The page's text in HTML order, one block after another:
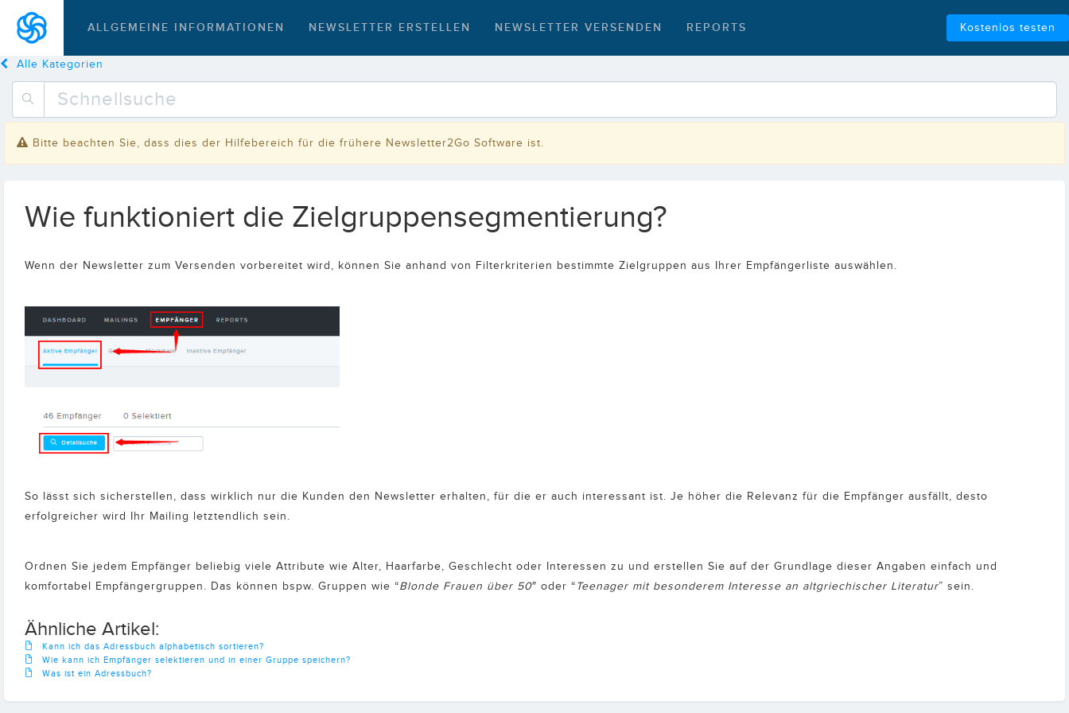
ALLGEMEINE INFORMATIONEN NEWSLETTER ERSTELLEN NEWSLETTER VERSENDEN REPORTS Kostenlos testen
Alle Kategorien
Bitte beachten Sie, dass dies der Hilfebereich für die frühere Newsletter2Go Software ist.
Wie funktioniert die Zielgruppensegmentierung?
Wenn der Newsletter zum Versenden vorbereitet wird, können Sie anhand von Filterkriterien bestimmte Zielgruppen aus Ihrer Empfängerliste auswählen.
So lässt sich sicherstellen, dass wirklich nur die Kunden den Newsletter erhalten, für die er auch interessant ist. Je höher die Relevanz für die Empfänger ausfällt, desto
erfolgreicher wird Ihr Mailing letztendlich sein.
Ordnen Sie jedem Empfänger beliebig viele Attribute wie Alter, Haarfarbe, Geschlecht oder Interessen zu und erstellen Sie auf der Grundlage dieser Angaben einfach und
komfortabel Empfängergruppen. Das können bspw. Gruppen wie “Blonde Frauen über 50″ oder “Teenager mit besonderem Interesse an altgriechischer Literatur” sein.
Ähnliche Artikel:
Kann ich das Adressbuch alphabetisch sortieren?
Wie kann ich Empfänger selektieren und in einer Gruppe speichern?
Was ist ein Adressbuch?